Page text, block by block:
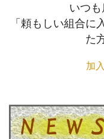
いつ
「頼もしい組合
た
加